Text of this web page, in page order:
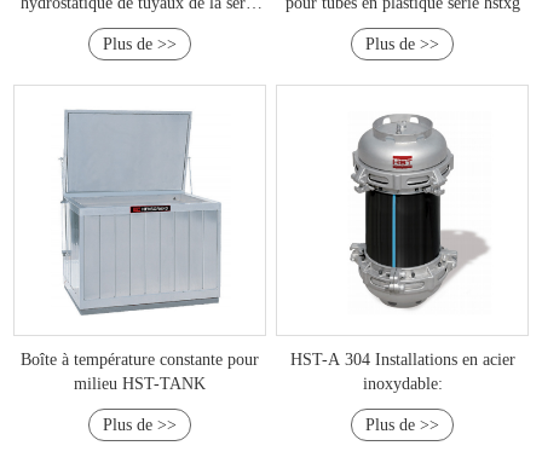
HPT
Plus de >>
Plus de >>
Boîte à température constante pour
milieu HST-TANK
Plus de >>
HST-A 304 Installations en acier
inoxydable:
Plus de >>